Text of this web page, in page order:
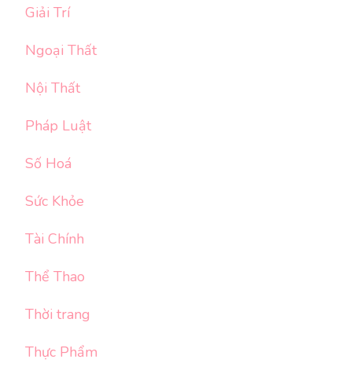
Giải Trí
Ngoại Thất
Nội Thất
Pháp Luật
Số Hoá
Sức Khỏe
Tài Chính
Thể Thao
Thời trang
Thực Phẩm